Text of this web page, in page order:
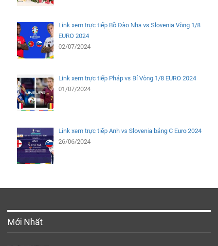
Link xem trực tiếp Bồ Đào Nha vs Slovenia Vòng 1/8
EURO 2024
02/07/2024
Link xem trực tiếp Pháp vs Bỉ Vòng 1/8 EURO 2024
01/07/2024
Link xem trực tiếp Anh vs Slovenia bảng C Euro 2024
26/06/2024
Mới Nhất